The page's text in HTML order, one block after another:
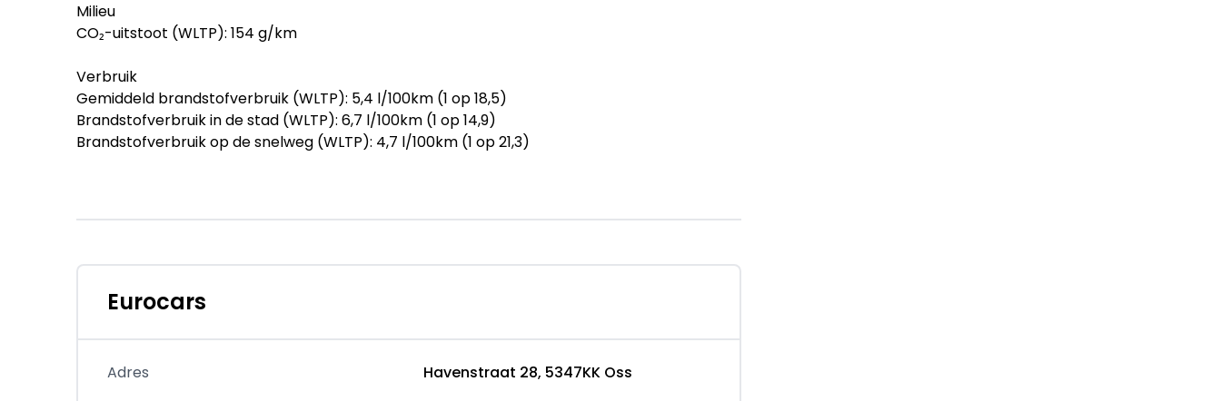
Milieu
CO₂-uitstoot (WLTP): 154 g/km
Verbruik
Gemiddeld brandstofverbruik (WLTP): 5,4 l/100km (1 op 18,5)
Brandstofverbruik in de stad (WLTP): 6,7 l/100km (1 op 14,9)
Brandstofverbruik op de snelweg (WLTP): 4,7 l/100km (1 op 21,3)
- Standaard zo meenemen (inbegrepen):
- Controleren vloeistofniveaus, indien nodig op niveau brengen
- Vrijwaringsbewijs van de (mogelijke) inruilauto
- Afleverpakket Personenauto's Premium Cat. C (€ 1.195 meerprijs):
- APK keuring tenminste 6 maanden
Eurocars
Adres Havenstraat 28, 5347KK Oss